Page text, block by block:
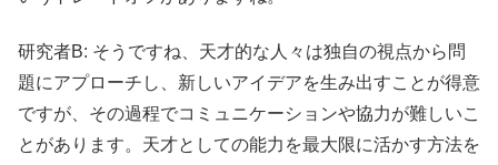
研究者B: そうですね、天才的な人々は独自の視点から問
題にアプローチし、新しいアイデアを生み出すことが得意
ですが、その過程でコミュニケーションや協力が難しいこ
とがあります。天才としての能力を最大限に活かす方法を